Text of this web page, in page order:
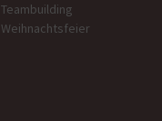
Teambuilding
Weihnachtsfeier